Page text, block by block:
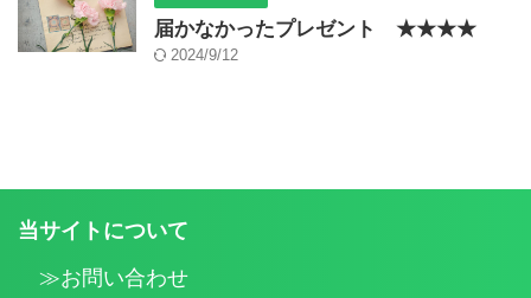
届かなかったプレゼント ★★★★
2024/9/12
当サイトについて
≫お問い合わせ